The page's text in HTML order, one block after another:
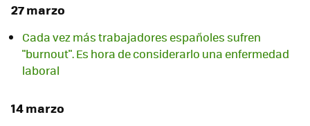
27 marzo
Cada vez más trabajadores españoles sufren
"burnout". Es hora de considerarlo una enfermedad
laboral
14 marzo